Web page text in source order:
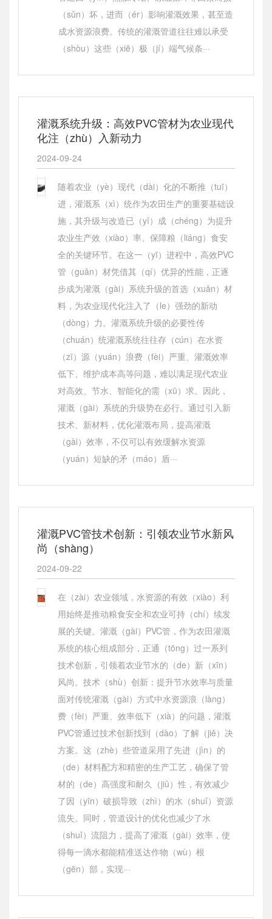
（sǔn）坏，进而（ér）影响灌溉效果，甚至造
成水资源浪费。传统的灌溉管道往往难以承受
（shòu）这些（xiē）极（jí）端气候条···
灌溉系统升级：高效PVC管材为农业现代
化注（zhù）入新动力
2024-09-24
随着农业（yè）现代（dài）化的不断推（tuī）
进，灌溉系（xì）统作为农田生产的重要基础设
施，其升级与改造已（yǐ）成（chéng）为提升
农业生产效（xiào）率、保障粮（liáng）食安
全的关键环节。在这一（yī）进程中，高效PVC
管（guǎn）材凭借其（qí）优异的性能，正逐
步成为灌溉（gài）系统升级的首选（xuǎn）材
料，为农业现代化注入了（le）强劲的新动
（dòng）力。灌溉系统升级的必要性传
（chuán）统灌溉系统往往存（cún）在水资
（zī）源（yuán）浪费（fèi）严重、灌溉效率
低下、维护成本高等问题，难以满足现代农业
对高效、节水、智能化的需（xū）求。因此，
灌溉（gài）系统的升级势在必行。通过引入新
技术、新材料，优化灌溉布局，提高灌溉
（gài）效率，不仅可以有效缓解水资源
（yuán）短缺的矛（máo）盾···
灌溉PVC管技术创新：引领农业节水新风
尚（shàng）
2024-09-22
在（zài）农业领域，水资源的有效（xiào）利
用始终是推动粮食安全和农业可持（chí）续发
展的关键。灌溉（gài）PVC管，作为农田灌溉
系统的核心组成部分，正通（tōng）过一系列
技术创新，引领着农业节水的（de）新（xīn）
风尚。技术（shù）创新：提升节水效率与质量
面对传统灌溉（gài）方式中水资源浪（làng）
费（fèi）严重、效率低下（xià）的问题，灌溉
PVC管通过技术创新找到（dào）了解（jiě）决
方案。这（zhè）些管道采用了先进（jìn）的
（de）材料配方和精密的生产工艺，确保了管
材的（de）高强度和耐久（jiǔ）性，有效减少
了因（yīn）破损导致（zhì）的水（shuǐ）资源
流失。同时，管道设计的优化也减少了水
（shuǐ）流阻力，提高了灌溉（gài）效率，使
得每一滴水都能精准送达作物（wù）根
（gēn）部，实现···